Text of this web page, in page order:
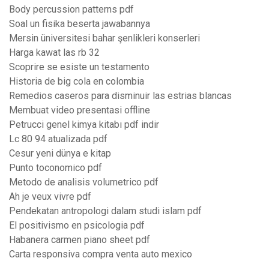
Body percussion patterns pdf
Soal un fisika beserta jawabannya
Mersin üniversitesi bahar şenlikleri konserleri
Harga kawat las rb 32
Scoprire se esiste un testamento
Historia de big cola en colombia
Remedios caseros para disminuir las estrias blancas
Membuat video presentasi offline
Petrucci genel kimya kitabı pdf indir
Lc 80 94 atualizada pdf
Cesur yeni dünya e kitap
Punto toconomico pdf
Metodo de analisis volumetrico pdf
Ah je veux vivre pdf
Pendekatan antropologi dalam studi islam pdf
El positivismo en psicologia pdf
Habanera carmen piano sheet pdf
Carta responsiva compra venta auto mexico